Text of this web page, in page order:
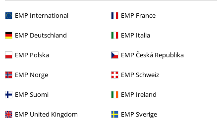
EMP International EMP France
EMP Deutschland EMP Italia
EMP Polska EMP Česká Republika
EMP Norge EMP Schweiz
EMP Suomi EMP Ireland
EMP United Kingdom EMP Sverige